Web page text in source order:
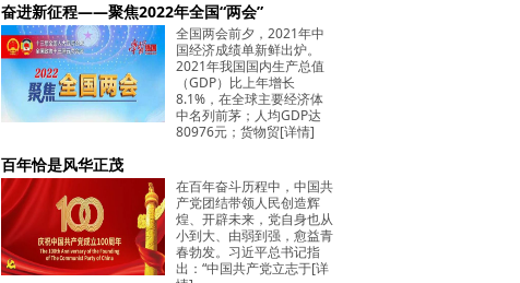
奋进新征程——聚焦2022年全国“两会”
全国两会前夕，2021年中
国经济成绩单新鲜出炉。
2021年我国国内生产总值
（GDP）比上年增长
8.1%，在全球主要经济体
中名列前茅；人均GDP达
80976元；货物贸[详情]
百年恰是风华正茂
在百年奋斗历程中，中国共
产党团结带领人民创造辉
煌、开辟未来，党自身也从
小到大、由弱到强，愈益青
春勃发。习近平总书记指
出：“中国共产党立志于[详